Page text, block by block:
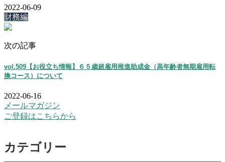
2022-06-09
財務編
次の記事
vol.509【お役立ち情報】６５歳超雇用推進助成金（高年齢者無期雇用転
換コース）について
2022-06-16
メールマガジン
ご登録はこちらから
カテゴリー